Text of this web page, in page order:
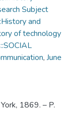
Subject
and
of technology
, June
1869. – P.